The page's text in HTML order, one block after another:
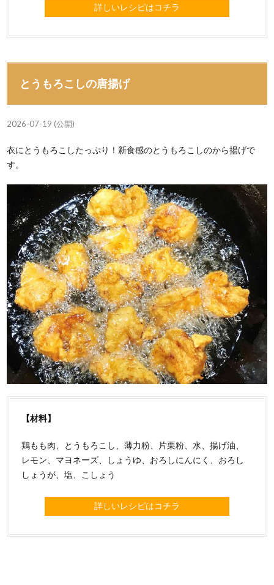
詳しいレシピはコチラ
とうもろこしの唐揚げ
2026-07-19 (公開)
衣にとうもろこしたっぷり！新食感のとうもろこしのから揚げで
す。
【材料】
鶏もも肉、とうもろこし、薄力粉、片栗粉、水、揚げ油、
レモン、マヨネーズ、しょうゆ、おろしにんにく、おろし
しょうが、塩、こしょう
詳しいレシピはコチラ